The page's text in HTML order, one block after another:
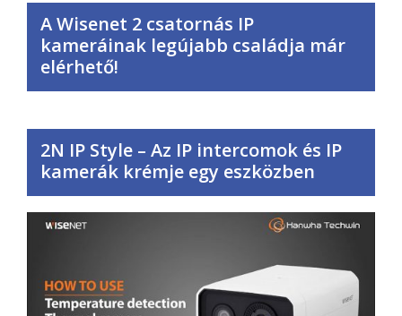
A Wisenet 2 csatornás IP
kameráinak legújabb családja már
elérhető!
2N IP Style – Az IP intercomok és IP
kamerák krémje egy eszközben